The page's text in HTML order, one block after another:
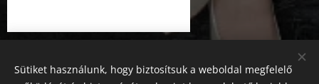
Sütiket használunk, hogy biztosítsuk a weboldal megfelelő